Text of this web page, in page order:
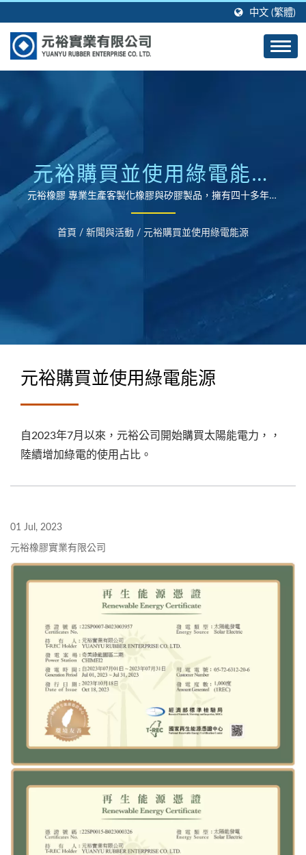
中文 (繁體)
元裕購買並使用綠電能源
| 客製化橡膠製品與矽膠
製品成型製造商 - 元裕橡
元裕橡膠 專業生產客製化橡膠與矽膠製品，擁有四十多年的
製造經驗及技術。
首頁 / 新聞與活動 / 元裕購買並使用綠電能源
元裕購買並使用綠電能源
自2023年7月以來，元裕公司開始購買太陽能電力，，
陸續增加綠電的使用占比。
01 Jul, 2023
元裕橡膠實業有限公司